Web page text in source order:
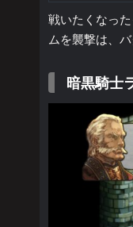
戦いたくなっ
ムを襲撃は、
暗黒騎士